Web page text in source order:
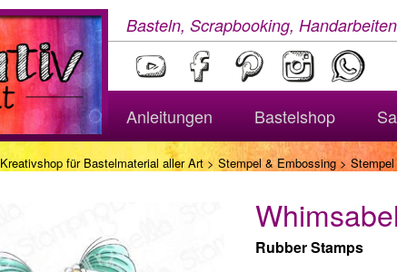
Basteln, Scrapbooking,
Anleitungen Bastelshop
Kreativshop für Bastelmaterial aller Art> Stempel & Embossing> Stempel
Rubber Stamps